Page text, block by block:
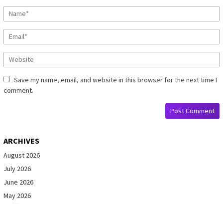
Save my name, email, and website in this browser for the next time I
comment.
ARCHIVES
August 2026
July 2026
June 2026
May 2026